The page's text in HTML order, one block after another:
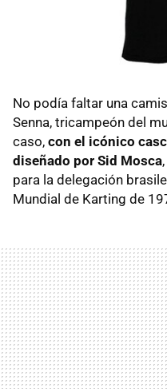
No podía faltar una
Senna, tricampeón del
caso, con el icónico
diseñado por Sid Mosca
para la delegación
Mundial de Karting de